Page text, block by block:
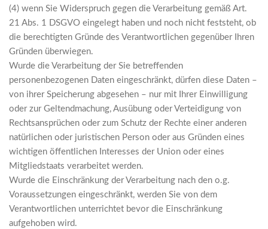
(4) wenn Sie Widerspruch gegen die Verarbeitung gemäß Art.
21 Abs. 1 DSGVO eingelegt haben und noch nicht feststeht, ob
die berechtigten Gründe des Verantwortlichen gegenüber Ihren
Gründen überwiegen.
Wurde die Verarbeitung der Sie betreffenden
personenbezogenen Daten eingeschränkt, dürfen diese Daten –
von ihrer Speicherung abgesehen – nur mit Ihrer Einwilligung
oder zur Geltendmachung, Ausübung oder Verteidigung von
Rechtsansprüchen oder zum Schutz der Rechte einer anderen
natürlichen oder juristischen Person oder aus Gründen eines
wichtigen öffentlichen Interesses der Union oder eines
Mitgliedstaats verarbeitet werden.
Wurde die Einschränkung der Verarbeitung nach den o.g.
Voraussetzungen eingeschränkt, werden Sie von dem
Verantwortlichen unterrichtet bevor die Einschränkung
aufgehoben wird.